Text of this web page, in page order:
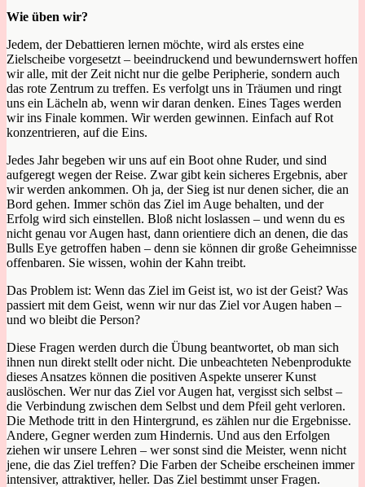
Wie üben wir?
Jedem, der Debattieren lernen möchte, wird als erstes eine
Zielscheibe vorgesetzt – beeindruckend und bewundernswert hoffen
wir alle, mit der Zeit nicht nur die gelbe Peripherie, sondern auch
das rote Zentrum zu treffen. Es verfolgt uns in Träumen und ringt
uns ein Lächeln ab, wenn wir daran denken. Eines Tages werden
wir ins Finale kommen. Wir werden gewinnen. Einfach auf Rot
konzentrieren, auf die Eins.
Jedes Jahr begeben wir uns auf ein Boot ohne Ruder, und sind
aufgeregt wegen der Reise. Zwar gibt kein sicheres Ergebnis, aber
wir werden ankommen. Oh ja, der Sieg ist nur denen sicher, die an
Bord gehen. Immer schön das Ziel im Auge behalten, und der
Erfolg wird sich einstellen. Bloß nicht loslassen – und wenn du es
nicht genau vor Augen hast, dann orientiere dich an denen, die das
Bulls Eye getroffen haben – denn sie können dir große Geheimnisse
offenbaren. Sie wissen, wohin der Kahn treibt.
Das Problem ist: Wenn das Ziel im Geist ist, wo ist der Geist? Was
passiert mit dem Geist, wenn wir nur das Ziel vor Augen haben –
und wo bleibt die Person?
Diese Fragen werden durch die Übung beantwortet, ob man sich
ihnen nun direkt stellt oder nicht. Die unbeachteten Nebenprodukte
dieses Ansatzes können die positiven Aspekte unserer Kunst
auslöschen. Wer nur das Ziel vor Augen hat, vergisst sich selbst –
die Verbindung zwischen dem Selbst und dem Pfeil geht verloren.
Die Methode tritt in den Hintergrund, es zählen nur die Ergebnisse.
Andere, Gegner werden zum Hindernis. Und aus den Erfolgen
ziehen wir unsere Lehren – wer sonst sind die Meister, wenn nicht
jene, die das Ziel treffen? Die Farben der Scheibe erscheinen immer
intensiver, attraktiver, heller. Das Ziel bestimmt unser Fragen.